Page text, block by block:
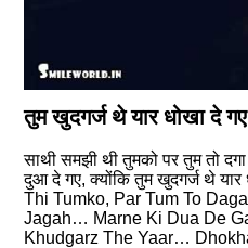
तुम खुदगर्ज थे यार धोखा दे
साथी समझी थी तुमको पर तुम तो
दुआ दे गए, क्योंकि तुम खुदगर्ज थे
Thi Tumko, Par Tum To
Jagah… Marne Ki Dua De
Khudgarz The Yaar…